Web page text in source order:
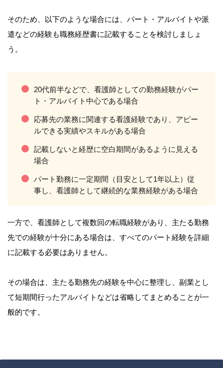
そのため、以下のような場合には、パート・アルバイトや派
遣などの経験も職務経歴書に記載することを検討しましょ
う。
20代前半などで、看護師としての勤務経験がパー
ト・アルバイト中心である場合
応募先の業務に関連する看護経験であり、アピー
ルできる実績やスキルがある場合
記載しないと経歴に空白期間があるように見える
場合
パート勤務に一定期間（目安として1年以上）従
事し、看護師として継続的な業務経験がある場合
一方で、看護師として複数回の転職経験があり、主たる勤務
先での経験が十分にある場合は、すべてのパート経験を詳細
に記載する必要はありません。
その場合は、主たる勤務先の経験を中心に整理し、副業とし
て短期間行ったアルバイトなどは省略してまとめることが一
般的です。